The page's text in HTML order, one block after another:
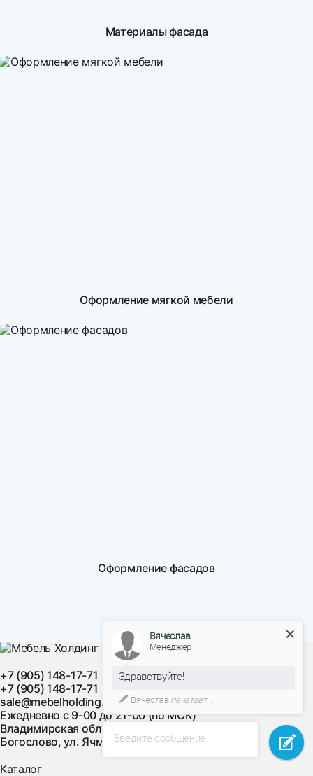
Материалы фасада
Оформление мягкой мебели
Оформление фасадов
+7 (905) 148-17-71
+7 (905) 148-17-71
sale@mebelholding.ru
Ежедневно с 9-00 до 21-00 (по МСК)
Владимирская область, Суздальский район, с.
Богослово, ул. Ячменная, д. 10
Каталог
Введите сообщение
Вячеслав
Менеджер
Здравствуйте!
Вячеславпечатает...